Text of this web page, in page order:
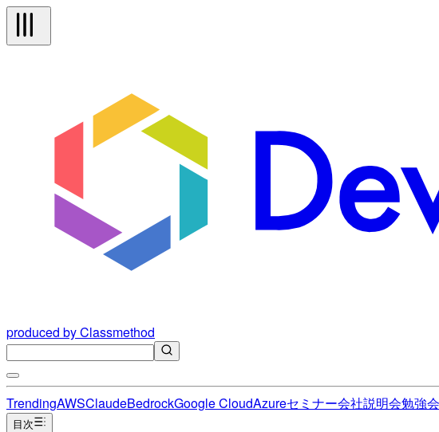
produced by Classmethod
TrendingAWSClaudeBedrockGoogle CloudAzureセミナー会社説明会勉強会
目次